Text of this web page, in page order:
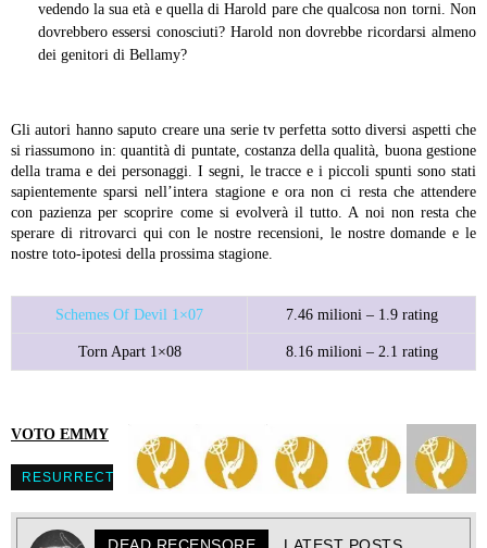
vedendo la sua età e quella di Harold pare che qualcosa non torni. Non
dovrebbero essersi conosciuti? Harold non dovrebbe ricordarsi almeno
dei genitori di Bellamy?
Gli autori hanno saputo creare una serie tv perfetta sotto diversi aspetti che
si riassumono in: quantità di puntate, costanza della qualità, buona gestione
della trama e dei personaggi. I segni, le tracce e i piccoli spunti sono stati
sapientemente sparsi nell’intera stagione e ora non ci resta che attendere
con pazienza per scoprire come si evolverà il tutto. A noi non resta che
sperare di ritrovarci qui con le nostre recensioni, le nostre domande e le
nostre toto-ipotesi della prossima stagione.
Schemes Of Devil 1×07 7.46 milioni – 1.9 rating
Torn Apart 1×08 8.16 milioni – 2.1 rating
VOTO EMMY
RESURRECTION